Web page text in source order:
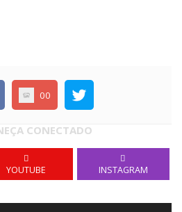
00
CONECTADO
YOUTUBE INSTAGRAM